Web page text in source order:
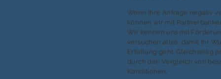
Wenn Ihre Anfrage negativ
können wir mit
Wir kennen uns mit
versuchen alles, damit Ihr
Erfüllung geht. Gleichzeitig
durch den Vergleich von
Konditionen.